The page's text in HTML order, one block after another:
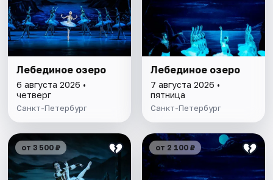
Лебединое озеро
6 августа 2026 •
четверг
Санкт-Петербург
Лебединое озеро
7 августа 2026 •
пятница
Санкт-Петербург
от 3 500 ₽ от 2 100 ₽